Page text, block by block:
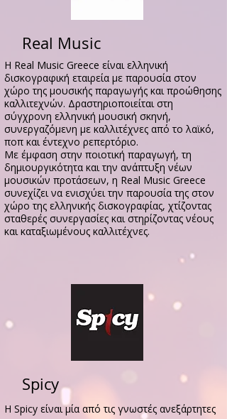
Real Music
Η Real Music Greece είναι ελληνική
δισκογραφική εταιρεία με παρουσία στον
χώρο της μουσικής παραγωγής και προώθησης
καλλιτεχνών. Δραστηριοποιείται στη
σύγχρονη ελληνική μουσική σκηνή,
συνεργαζόμενη με καλλιτέχνες από το λαϊκό,
ποπ και έντεχνο ρεπερτόριο.
Με έμφαση στην ποιοτική παραγωγή, τη
δημιουργικότητα και την ανάπτυξη νέων
μουσικών προτάσεων, η Real Music Greece
συνεχίζει να ενισχύει την παρουσία της στον
χώρο της ελληνικής δισκογραφίας, χτίζοντας
σταθερές συνεργασίες και στηρίζοντας νέους
και καταξιωμένους καλλιτέχνες.
Spicy
Η Spicy είναι μία από τις γνωστές ανεξάρτητες